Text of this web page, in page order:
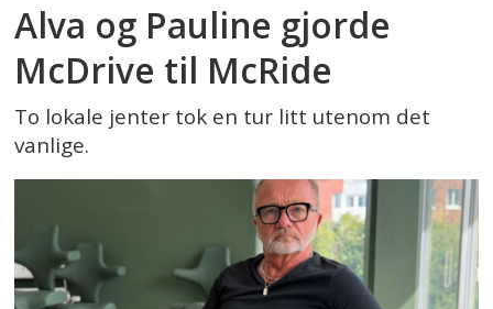
Alva og Pauline gjorde
McDrive til McRide
To lokale jenter tok en tur litt utenom det
vanlige.